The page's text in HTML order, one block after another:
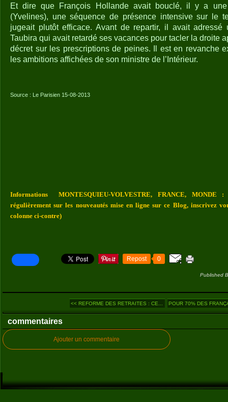
Et dire que François Hollande avait bouclé, il y a une
(Yvelines), une séquence de présence intensive sur le
jugeait plutôt efficace. Avant de repartir, il avait adressé
Taubira qui avait retardé ses vacances pour tacler la droite
décret sur les prescriptions de peines. Il est en revanche
les ambitions affichées de son ministre de l’Intérieur.
Source : Le Parisien 15-08-2013
Informations MONTESQUIEU-VOLVESTRE, FRANCE, MONDE
régulièrement sur les nouveautés mise en ligne sur ce Blog, inscrivez
colonne ci-contre)
Repost 0
Published
<< REFORME DES RETRAITES : CE... POUR 70% DES
commentaires
Ajouter un commentaire